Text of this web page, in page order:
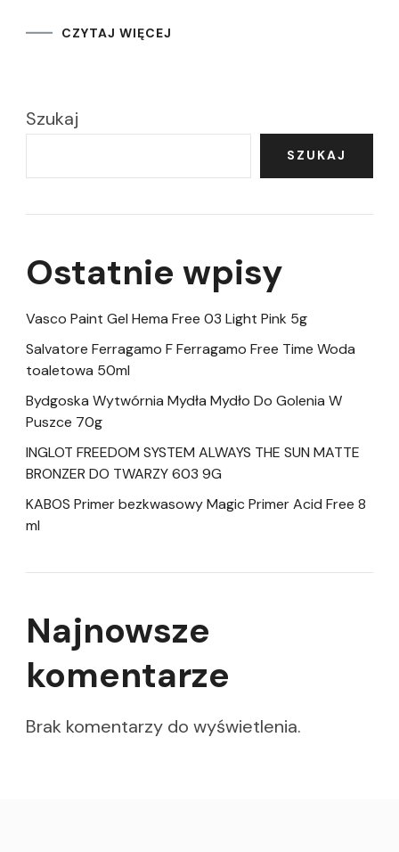
CZYTAJ WIĘCEJ
Szukaj
SZUKAJ
Ostatnie wpisy
Vasco Paint Gel Hema Free 03 Light Pink 5g
Salvatore Ferragamo F Ferragamo Free Time Woda
toaletowa 50ml
Bydgoska Wytwórnia Mydła Mydło Do Golenia W
Puszce 70g
INGLOT FREEDOM SYSTEM ALWAYS THE SUN MATTE
BRONZER DO TWARZY 603 9G
KABOS Primer bezkwasowy Magic Primer Acid Free 8
ml
Najnowsze
komentarze
Brak komentarzy do wyświetlenia.